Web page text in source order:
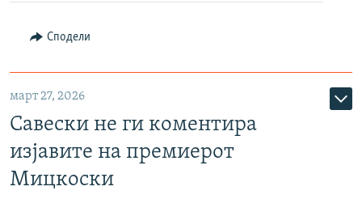
Сподели
март 27, 2026
Савески не ги коментира
изјавите на премиерот
Мицкоски